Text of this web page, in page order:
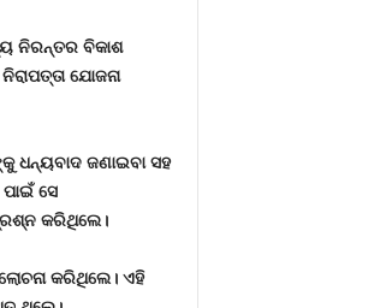
ନିରନ୍ତର ବିକାଶ
ଯୋଜନା
ଜଣାଇବା ସହ
ସେ
କରିଥିଲେ।
କରିଥିଲେ। ଏହି